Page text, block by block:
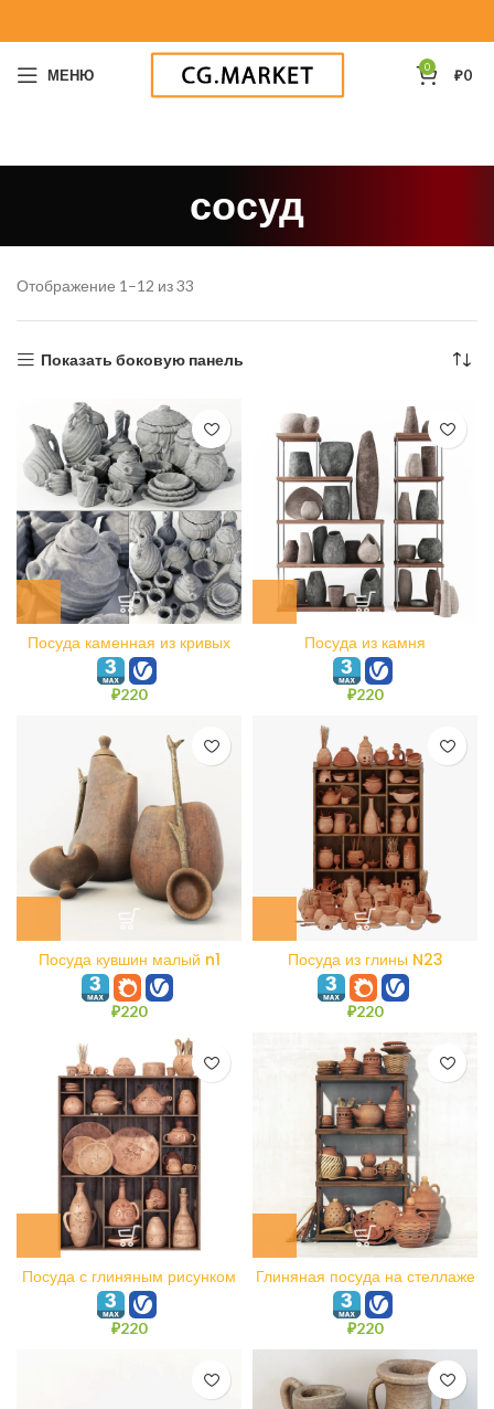
МЕНЮ 0 ₽0
сосуд
Отображение 1–12 из 33
Показать боковую панель
Посуда каменная из кривых
линий N1
₽220
Посуда из камня
₽220
Посуда кувшин малый n1
₽220
Посуда из глины N23
₽220
Посуда с глиняным рисунком
n1
₽220
Глиняная посуда на стеллаже
N8
₽220